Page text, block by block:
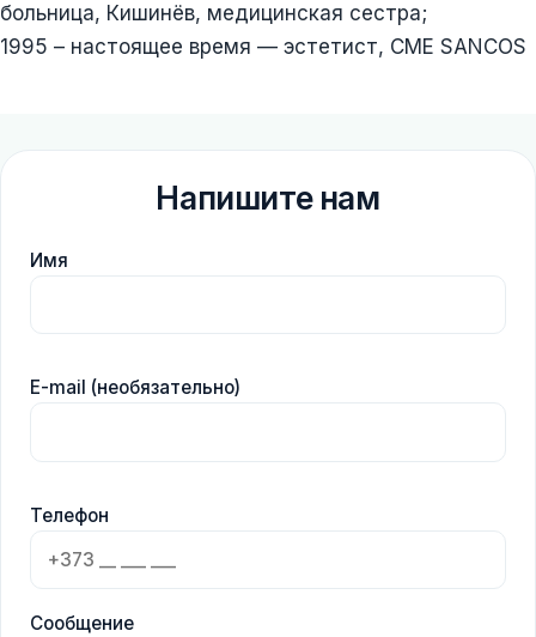
больница, Кишинёв, медицинская сестра;
1995 – настоящее время — эстетист, CME SANCOS
Напишите нам
Имя
E-mail (необязательно)
Телефон
Сообщение